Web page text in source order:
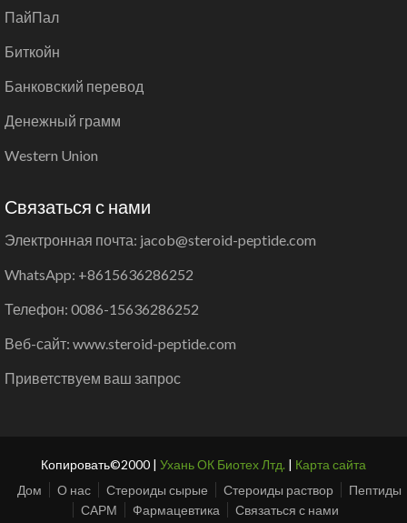
ПайПал
Биткойн
Банковский перевод
Денежный грамм
Western Union
Связаться с нами
Электронная почта: jacob@steroid-peptide.com
WhatsApp: +8615636286252
Телефон: 0086-15636286252
Веб-сайт: www.steroid-peptide.com
Приветствуем ваш запрос
Копировать©2000 | Ухань ОК Биотех Лтд. | Карта сайта
Дом
О нас Стероиды сырые Стероиды раствор
Пептиды
САРМ
Фармацевтика Связаться с нами